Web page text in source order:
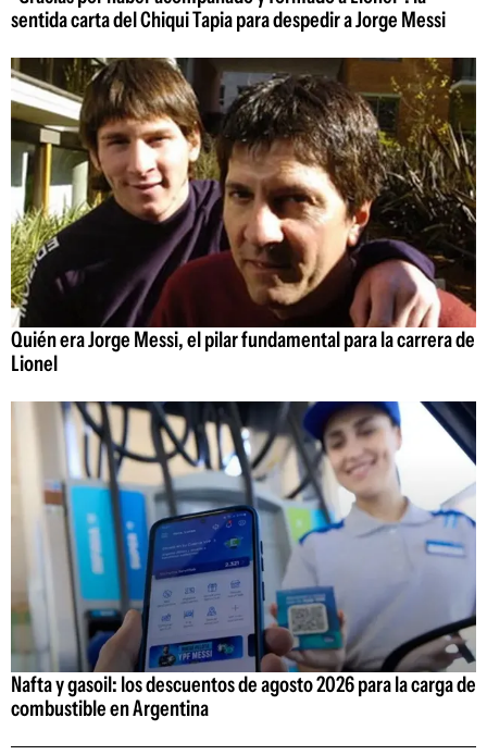
sentida carta del Chiqui Tapia para despedir a Jorge Messi
Quién era Jorge Messi, el pilar fundamental para la carrera de
Lionel
Nafta y gasoil: los descuentos de agosto 2026 para la carga de
combustible en Argentina